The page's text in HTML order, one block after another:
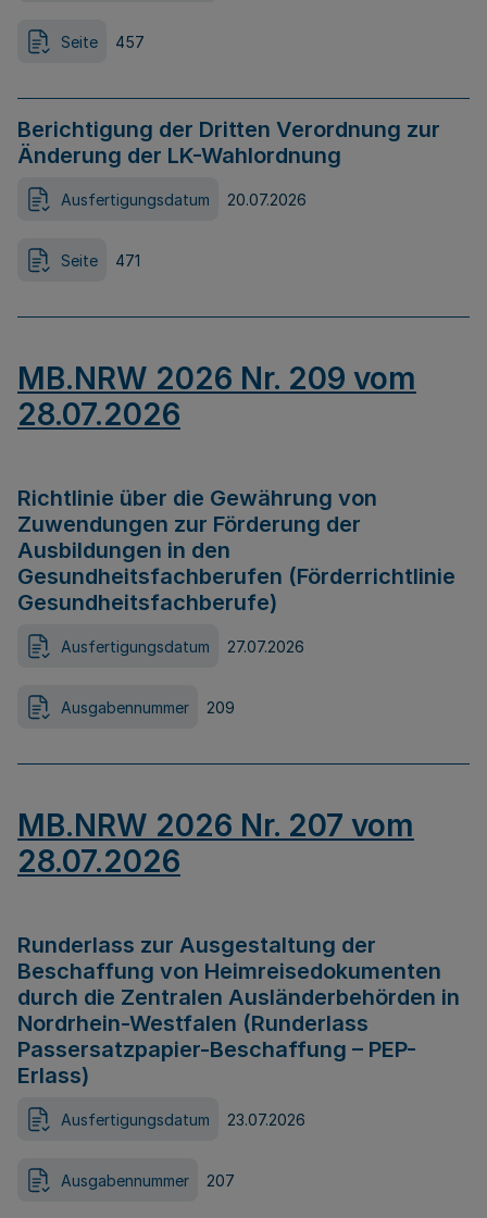
Seite 457
Berichtigung der Dritten Verordnung zur
Änderung der LK-Wahlordnung
Ausfertigungsdatum 20.07.2026
Seite 471
MB.NRW 2026 Nr. 209 vom
28.07.2026
Richtlinie über die Gewährung von
Zuwendungen zur Förderung der
Ausbildungen in den
Gesundheitsfachberufen (Förderrichtlinie
Gesundheitsfachberufe)
Ausfertigungsdatum 27.07.2026
Ausgabennummer 209
MB.NRW 2026 Nr. 207 vom
28.07.2026
Runderlass zur Ausgestaltung der
Beschaffung von Heimreisedokumenten
durch die Zentralen Ausländerbehörden in
Nordrhein-Westfalen (Runderlass
Passersatzpapier-Beschaffung – PEP-
Erlass)
Ausfertigungsdatum 23.07.2026
Ausgabennummer 207